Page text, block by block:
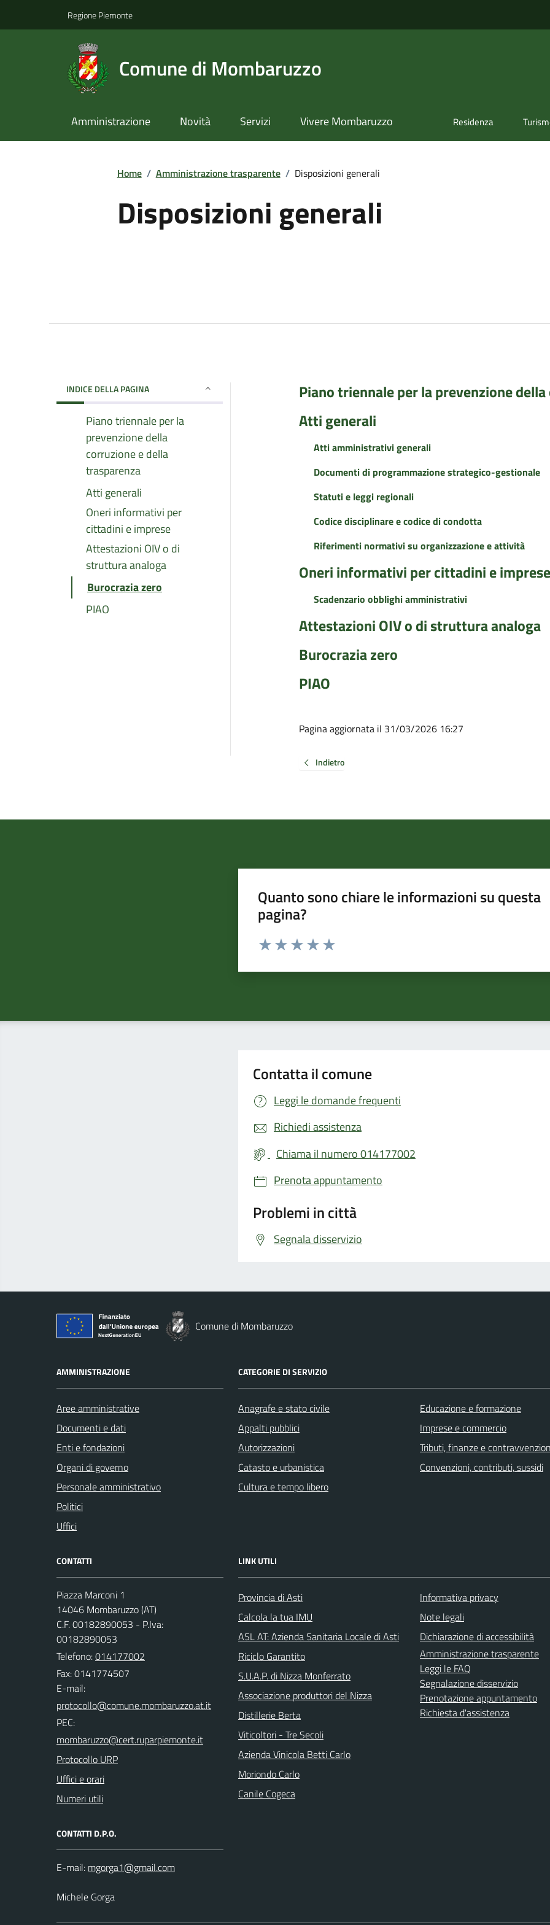
Regione Piemonte
Comune di Mombaruzzo
Amministrazione Novità Servizi Vivere Mombaruzzo Residenza
Home / Amministrazione trasparente / Disposizioni generali
Disposizioni generali
INDICE DELLA PAGINA
Piano triennale per la
prevenzione della
corruzione e della
trasparenza
Atti generali
Oneri informativi per
cittadini e imprese
Attestazioni OIV o di
struttura analoga
Burocrazia zero
PIAO
Piano triennale per la prevenzione
Atti generali
Atti amministrativi generali
Documenti di programmazione strategico-gestionale
Statuti e leggi regionali
Codice disciplinare e codice di condotta
Riferimenti normativi su organizzazione e attività
Oneri informativi per cittadini e imprese
Scadenzario obblighi amministrativi
Attestazioni OIV o di struttura analoga
Burocrazia zero
PIAO
Pagina aggiornata il 31/03/2026 16:27
Indietro
Quanto sono chiare le informazioni su questa
pagina?
Valuta da 1 a 5 stelle la pagina
Contatta il comune
Leggi le domande frequenti
Richiedi assistenza
Chiama il numero 014177002
Prenota appuntamento
Problemi in città
Segnala disservizio
Comune di Mombaruzzo
AMMINISTRAZIONE
Aree amministrative
Documenti e dati
Enti e fondazioni
Organi di governo
Personale amministrativo
Politici
Uffici
CATEGORIE DI SERVIZIO
Anagrafe e stato civile
Appalti pubblici
Autorizzazioni
Catasto e urbanistica
Cultura e tempo libero
Educazione e formazione
Imprese e commercio
Tributi, finanze e
Convenzioni, contributi, sussidi
CONTATTI
Piazza Marconi 1
14046 Mombaruzzo (AT)
C.F. 00182890053 - P.Iva:
00182890053
Telefono:014177002
Fax: 0141774507
E-mail:
PEC:
Protocollo URP
Uffici e orari
Numeri utili
CONTATTI D.P.O.
E-mail:
Michele Gorga
LINK UTILI
Provincia di Asti
Calcola la tua IMU
ASL AT: Azienda Sanitaria Locale di Asti
Riciclo Garantito
S.U.A.P. di Nizza Monferrato
Associazione produttori del Nizza
Distillerie Berta
Viticoltori - Tre Secoli
Azienda Vinicola Betti Carlo
Moriondo Carlo
Canile Cogeca
Informativa privacy
Note legali
Dichiarazione di accessibilità
Amministrazione trasparente
Leggi le FAQ
Segnalazione disservizio
Prenotazione appuntamento
Richiesta d'assistenza